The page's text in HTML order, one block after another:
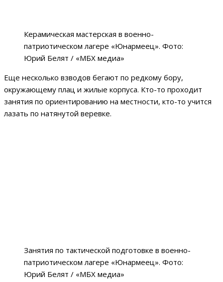
Керамическая мастерская в военно-
патриотическом лагере «Юнармеец». Фото:
Юрий Белят / «МБХ медиа»
Еще несколько взводов бегают по редкому бору,
окружающему плац и жилые корпуса. Кто-то проходит
занятия по ориентированию на местности, кто-то учится
лазать по натянутой веревке.
Занятия по тактической подготовке в военно-
патриотическом лагере «Юнармеец». Фото:
Юрий Белят / «МБХ медиа»